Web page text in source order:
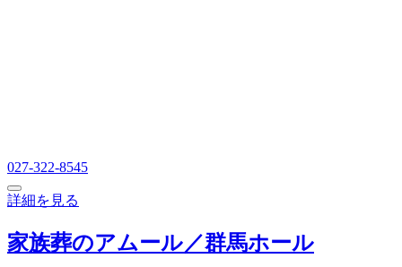
027-322-8545
詳細を見る
家族葬のアムール／群馬ホール